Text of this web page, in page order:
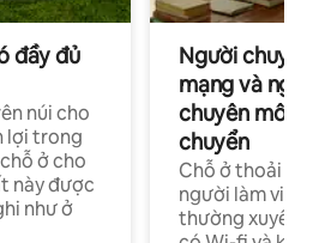
đầy đủ
núi cho
lợi trong
ở cho
này được
như ở
Người
mạng và
chuyên môn
chuyển
Chỗ ở thoải
người làm việc
thường xuyên